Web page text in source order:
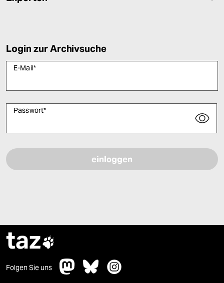
Login zur Archivsuche
E-Mail*
Passwort*
taz
Folgen Sie uns